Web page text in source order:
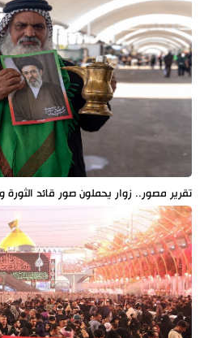
تقرير مصور.. زوار يحملون صور قائد الثورة